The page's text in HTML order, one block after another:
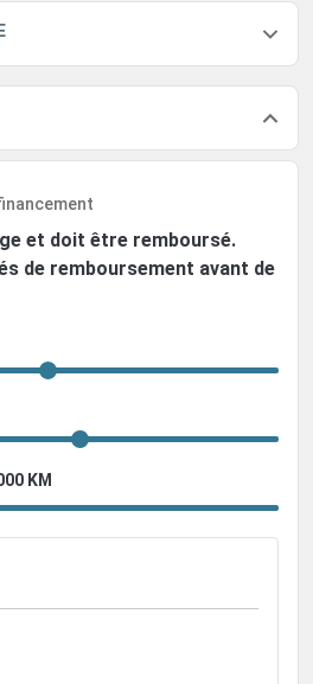
et doit être remboursé.
de remboursement avant de
KM